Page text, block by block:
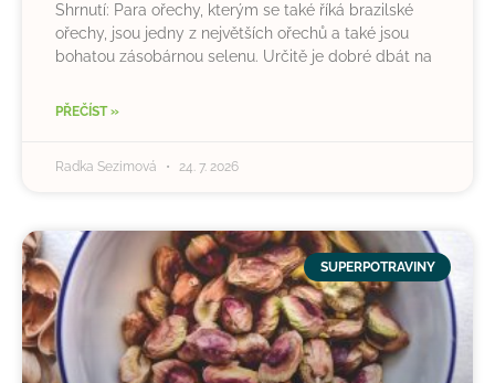
Shrnutí: Para ořechy, kterým se také říká brazilské
ořechy, jsou jedny z největších ořechů a také jsou
bohatou zásobárnou selenu. Určitě je dobré dbát na
PŘEČÍST »
Radka Sezimová 24. 7. 2026
SUPERPOTRAVINY